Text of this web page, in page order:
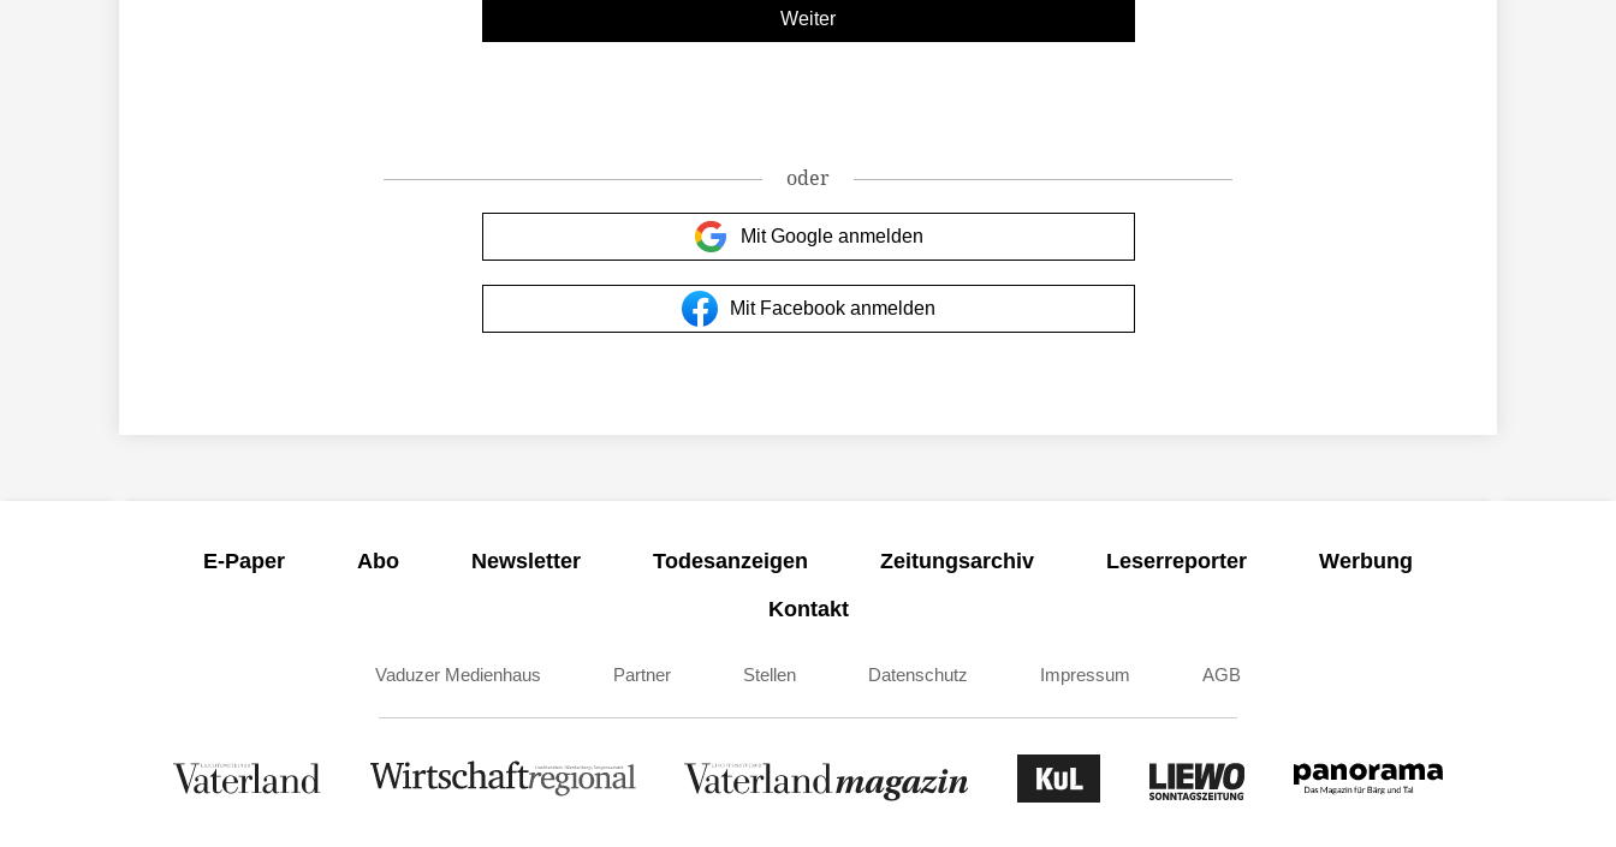
oder
Mit Google anmelden
Mit Facebook anmelden
E-Paper Abo Newsletter Todesanzeigen Zeitungsarchiv Leserreporter
Werbung
Kontakt
Vaduzer Medienhaus Partner Stellen Datenschutz Impressum AGB